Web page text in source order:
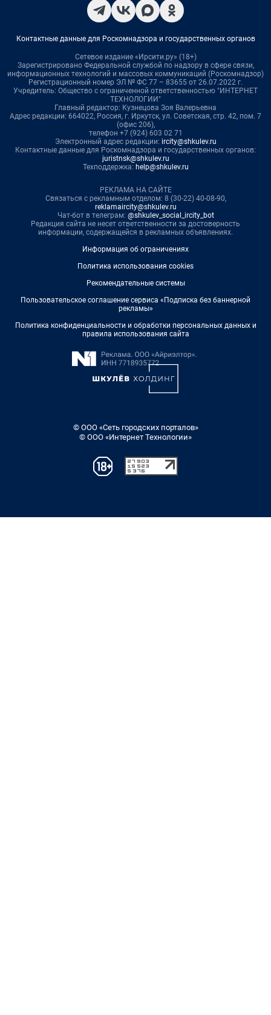
Контактные данные для Роскомнадзора и государственных органов
Сетевое издание «Ирсити.ру» (18+)
Зарегистрировано Федеральной службой по надзору в сфере связи,
информационных технологий и массовых коммуникаций (Роскомнадзор)
Регистрационный номер ЭЛ № ФС 77 – 83655 от 26.07.2022 г.
Учредитель: Общество с ограниченной ответственностью "ИНТЕРНЕТ
ТЕХНОЛОГИИ"
Главный редактор: Кузнецова Зоя Валерьевна
Адрес редакции: 664022, Россия, г. Иркутск, ул. Советская, стр. 42, пом. 7
(офис 206),
телефон +7 (924) 603 02 71
Электронный адрес редакции: ircity@shkulev.ru
Контактные данные для Роскомнадзора и государственных органов:
juristnsk@shkulev.ru
Техподдержка: help@shkulev.ru
РЕКЛАМА НА САЙТЕ
Связаться с рекламным отделом: 8 (30-22) 40-08-90,
reklamaircity@shkulev.ru
Чат-бот в телеграм: @shkulev_social_ircity_bot
Редакция сайта не несет ответственности за достоверность
информации, содержащейся в рекламных объявлениях.
Информация об ограничениях
Политика использования cookies
Рекомендательные системы
Пользовательское соглашение сервиса «Подписка без баннерной
рекламы»
Политика конфиденциальности и обработки персональных данных и
правила использования сайта
© ООО «Сеть городских порталов»
© ООО «Интернет Технологии»